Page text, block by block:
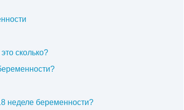
сколько?
неделе беременности?